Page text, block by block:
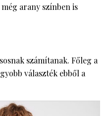
arany színben is
számítanak. Főleg a
választék ebből a